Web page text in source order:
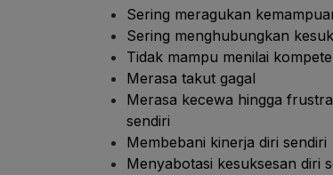
Sering meragukan
Sering menghubungkan
Tidak mampu menilai
Merasa takut gagal
Merasa kecewa hingga
sendiri
Membebani kinerja diri sendiri
Menyabotasi kesuksesan diri